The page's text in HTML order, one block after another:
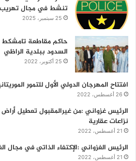
تنشط في مجال تهريب
25 سبتمبر، 2025
حاكم مقاطعة
السدود ببلدية الراظي
25 أكتوبر، 2022
افتتاح المهرجان الدولي الأول للتمور الموريتانية
26 أغسطس، 2022
الرئيس غزواني :من غيرالمقبول تعطيل
نزاعات عقارية
21 أغسطس، 2022
الرئيس الغزواني :الإكتفاء الذاتي في مجال
21 أغسطس، 2022